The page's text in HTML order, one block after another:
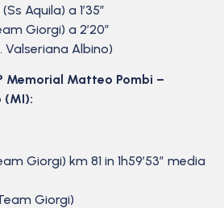
Aquila) a 1’35”
Giorgi) a 2’20”
Valseriana Albino)
Memorial Matteo Pombi –
(MI):
Giorgi) km 81 in 1h59’53” media
Giorgi)